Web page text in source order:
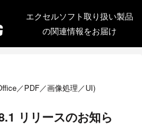
エクセルソフト取り扱い製品
の関連情報をお届け
／PDF／画像処理／UI)
リリースのお知ら